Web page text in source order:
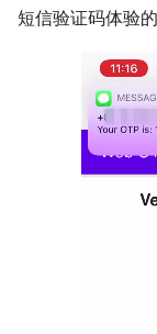
短信验证码体验的